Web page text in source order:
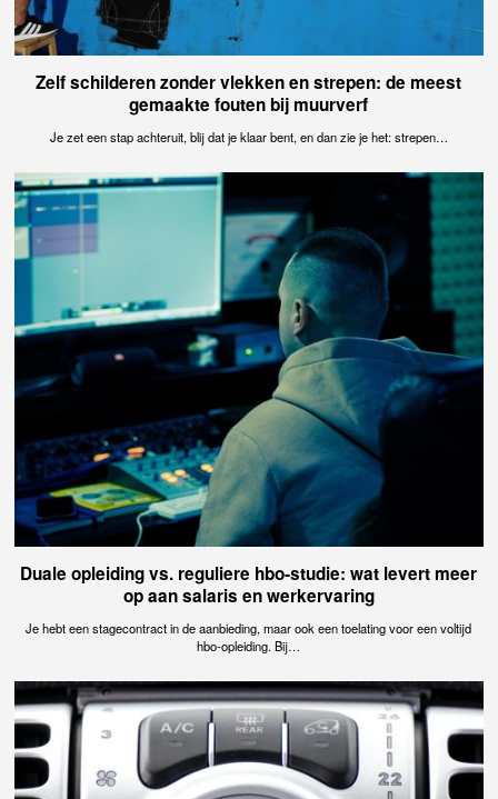
Zelf schilderen zonder vlekken en strepen: de meest
gemaakte fouten bij muurverf
Je zet een stap achteruit, blij dat je klaar bent, en dan zie je het: strepen…
Duale opleiding vs. reguliere hbo-studie: wat levert meer
op aan salaris en werkervaring
Je hebt een stagecontract in de aanbieding, maar ook een toelating voor een voltijd
hbo-opleiding. Bij…